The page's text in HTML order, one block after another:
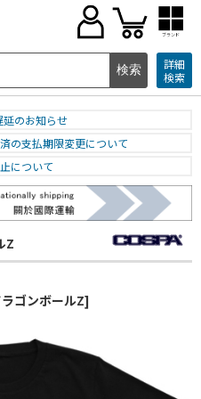
ブランド
詳細
検索
のお知らせ
の支払期限変更について
について
Z
ゴンボールZ]